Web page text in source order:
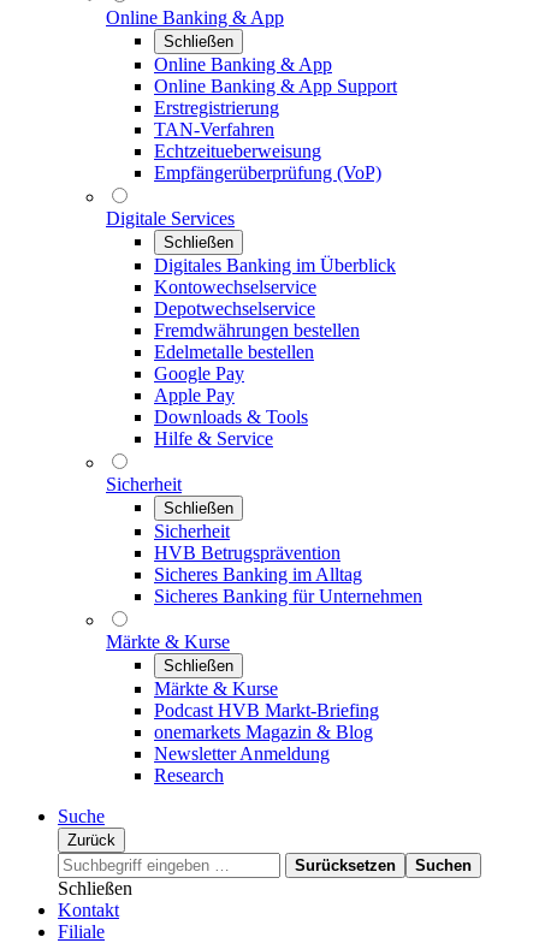
Online Banking & App
Schließen
Online Banking & App
Online Banking & App Support
Erstregistrierung
TAN-Verfahren
Echtzeitueberweisung
Empfängerüberprüfung (VoP)
Digitale Services
Schließen
Digitales Banking im Überblick
Kontowechselservice
Depotwechselservice
Fremdwährungen bestellen
Edelmetalle bestellen
Google Pay
Apple Pay
Downloads & Tools
Hilfe & Service
Sicherheit
Schließen
Sicherheit
HVB Betrugsprävention
Sicheres Banking im Alltag
Sicheres Banking für Unternehmen
Märkte & Kurse
Schließen
Märkte & Kurse
Podcast HVB Markt-Briefing
onemarkets Magazin & Blog
Newsletter Anmeldung
Research
Suche
Zurück
Surücksetzen
Suchen
Schließen
Kontakt
Filiale